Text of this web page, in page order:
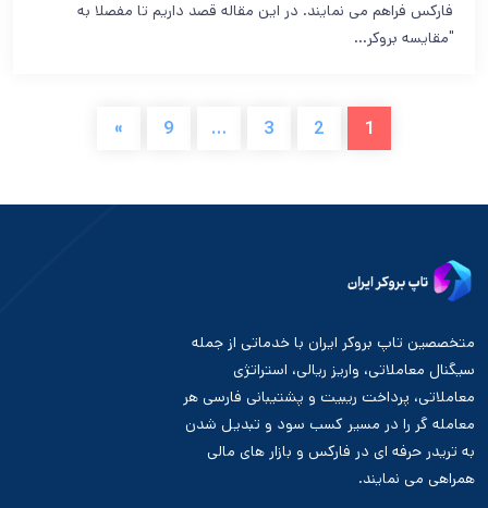
فارکس فراهم می نمایند. در این مقاله قصد داریم تا مفصلا به
"مقایسه بروکر…
1
2
3
…
9
»
متخصصین تاپ بروکر ایران با خدماتی از جمله
سیگنال معاملاتی، واریز ریالی، استراتژی
معاملاتی، پرداخت ریبیت و پشتیبانی فارسی هر
معامله گر را در مسیر کسب سود و تبدیل شدن
به تریدر حرفه ای در فارکس و بازار های مالی
همراهی می نمایند.